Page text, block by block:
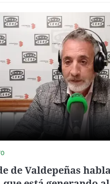
de Valdepeñas